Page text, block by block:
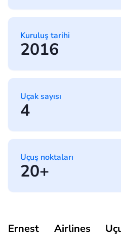
Kuruluş tarihi
2016
Uçak sayısı
4
Uçuş noktaları
20+
Ernest Airlines